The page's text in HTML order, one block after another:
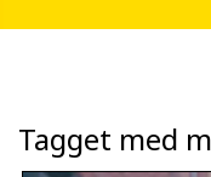
Tagget med